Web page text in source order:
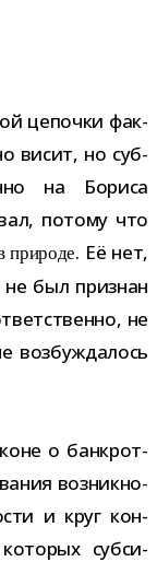
цепочки фак­
висит, но суб­
на Бориса
потому что
при­роде. Её нет,
был при­знан
не
воз­буж­да­лось
о банк­рот­
воз­ник­но­
и круг кон­
суб­си­